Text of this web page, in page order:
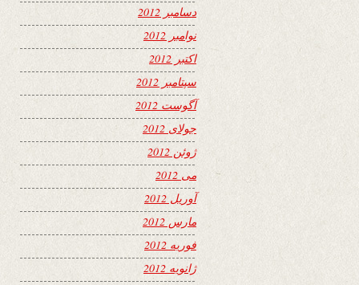
دسامبر 2012
نوامبر 2012
اکتبر 2012
سپتامبر 2012
آگوست 2012
جولای 2012
ژوئن 2012
می 2012
آوریل 2012
مارس 2012
فوریه 2012
ژانویه 2012